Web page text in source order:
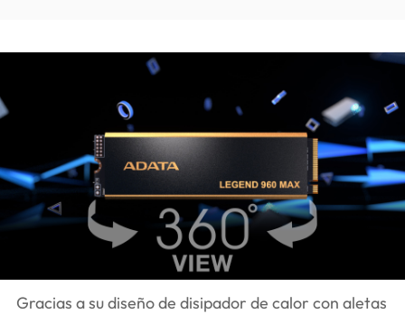
Gracias a su diseño de disipador de calor con aletas